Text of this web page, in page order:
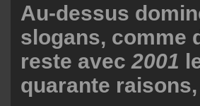
Au-dessus
slogans, comme
reste avec 2001
quarante